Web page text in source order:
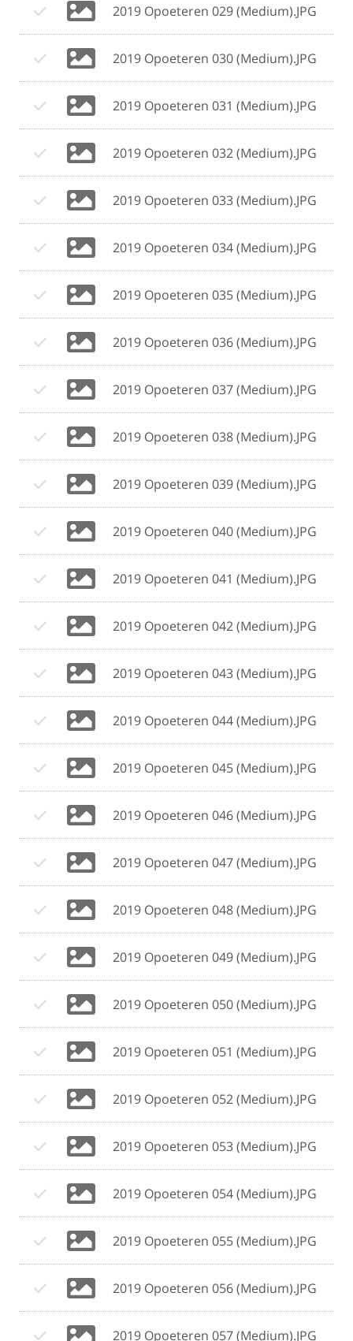
2019 Opoeteren 029 (Medium).JPG
2019 Opoeteren 030 (Medium).JPG
2019 Opoeteren 031 (Medium).JPG
2019 Opoeteren 032 (Medium).JPG
2019 Opoeteren 033 (Medium).JPG
2019 Opoeteren 034 (Medium).JPG
2019 Opoeteren 035 (Medium).JPG
2019 Opoeteren 036 (Medium).JPG
2019 Opoeteren 037 (Medium).JPG
2019 Opoeteren 038 (Medium).JPG
2019 Opoeteren 039 (Medium).JPG
2019 Opoeteren 040 (Medium).JPG
2019 Opoeteren 041 (Medium).JPG
2019 Opoeteren 042 (Medium).JPG
2019 Opoeteren 043 (Medium).JPG
2019 Opoeteren 044 (Medium).JPG
2019 Opoeteren 045 (Medium).JPG
2019 Opoeteren 046 (Medium).JPG
2019 Opoeteren 047 (Medium).JPG
2019 Opoeteren 048 (Medium).JPG
2019 Opoeteren 049 (Medium).JPG
2019 Opoeteren 050 (Medium).JPG
2019 Opoeteren 051 (Medium).JPG
2019 Opoeteren 052 (Medium).JPG
2019 Opoeteren 053 (Medium).JPG
2019 Opoeteren 054 (Medium).JPG
2019 Opoeteren 055 (Medium).JPG
2019 Opoeteren 056 (Medium).JPG
2019 Opoeteren 057 (Medium).JPG